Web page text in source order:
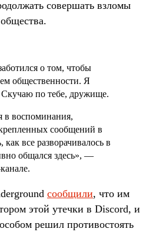
совершать взломы
о том, чтобы
общественности. Я
по тебе, дружище.
в воспоминания,
сообщений в
все разворачивалось в
общался здесь», —
сообщили, что им
этой утечки в Discord, и
решил противостоять